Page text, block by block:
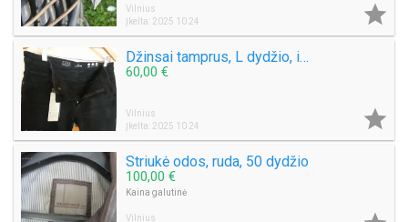
Vilnius
Įkelta: 2025 10 24

Džinsai tamprus, L dydžio, ilgis 100cm
60,00 €
Vilnius
Įkelta: 2025 10 24

Striukė odos, ruda, 50 dydžio
100,00 €
Kaina galutinė
Vilnius